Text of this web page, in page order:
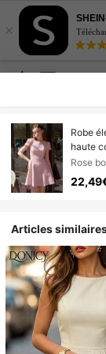
×
Robe
haute
Rose
Articles